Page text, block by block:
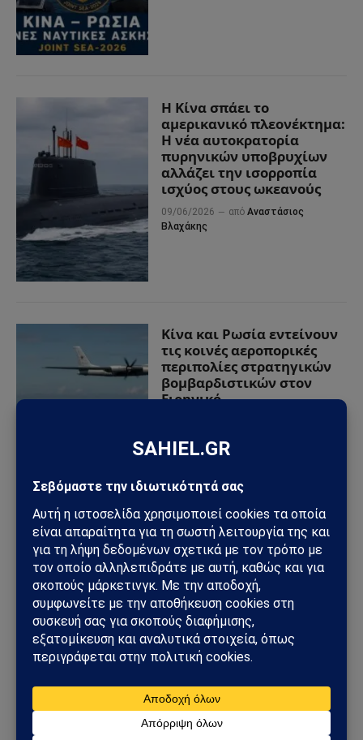
Η Κίνα σπάει το
αμερικανικό πλεονέκτημα:
Η νέα αυτοκρατορία
πυρηνικών υποβρυχίων
αλλάζει την ισορροπία
ισχύος στους ωκεανούς
09/06/2026 από Αναστάσιος
Βλαχάκης
Κίνα και Ρωσία εντείνουν
τις κοινές αεροπορικές
περιπολίες στρατηγικών
βομβαρδιστικών στον
Ειρηνικό
Καταστροφικός Σεισμός
8,8 Ρίχτερ στη Ρωσία –
Τσουνάμι χτυπά Χοκάιντο
και Νήσους Κουρίλες –
Συναγερμός σε Χαβάη,
Αλάσκα και Καναδά
30/07/2025